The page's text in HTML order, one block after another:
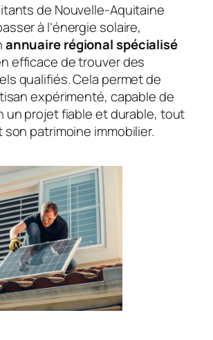
de Nouvelle-Aquitaine
à l’énergie solaire,
annuaire régional spécialisé
efficace de trouver des
qualifiés. Cela permet de
expérimenté, capable de
un projet fiable et durable, tout
son patrimoine immobilier.